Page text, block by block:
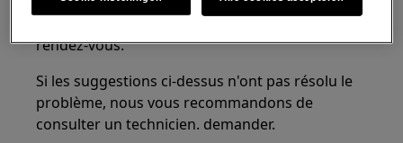
rendez-vous.
Si les suggestions ci-dessus n'ont pas résolu le
problème, nous vous recommandons de
consulter un technicien. demander.